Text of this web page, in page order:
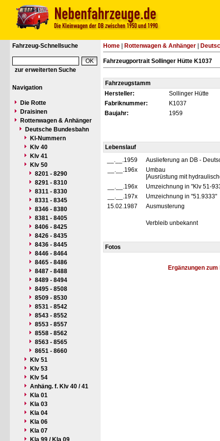
Fahrzeug-Schnellsuche
zur erweiterten Suche
Navigation
Die Rotte
Draisinen
Rottenwagen & Anhänger
Deutsche Bundesbahn
Kl-Nummern
Klv 40
Klv 41
Klv 50
8201 - 8290
8291 - 8310
8311 - 8330
8331 - 8345
8346 - 8380
8381 - 8405
8406 - 8425
8426 - 8435
8436 - 8445
8446 - 8464
8465 - 8486
8487 - 8488
8489 - 8494
8495 - 8508
8509 - 8530
8531 - 8542
8543 - 8552
8553 - 8557
8558 - 8562
8563 - 8565
8651 - 8660
Klv 51
Klv 53
Klv 54
Anhäng. f. Klv 40 / 41
Kla 01
Kla 03
Kla 04
Kla 06
Kla 07
Kla 99 / Kla 09
Home Rottenwagen & Anhänger
Fahrzeugportrait Sollinger Hütte K1037
Fahrzeugstamm
Hersteller:
Sollinger Hütte
Fabriknummer:
K1037
Baujahr:
1959
Lebenslauf
__.__.1959
Auslieferung an DB -
__.__.196x
Umbau
[Ausrüstung mit
__.__.196x
Umzeichnung in "Klv 51-
__.__.197x
Umzeichnung in "51.9333"
15.02.1987
Ausmusterung
Verbleib unbekannt
Fotos
Ergänzungen